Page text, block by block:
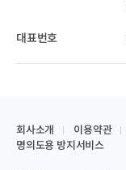
대표번호
회사소개 이용약관
명의도용 방지서비스